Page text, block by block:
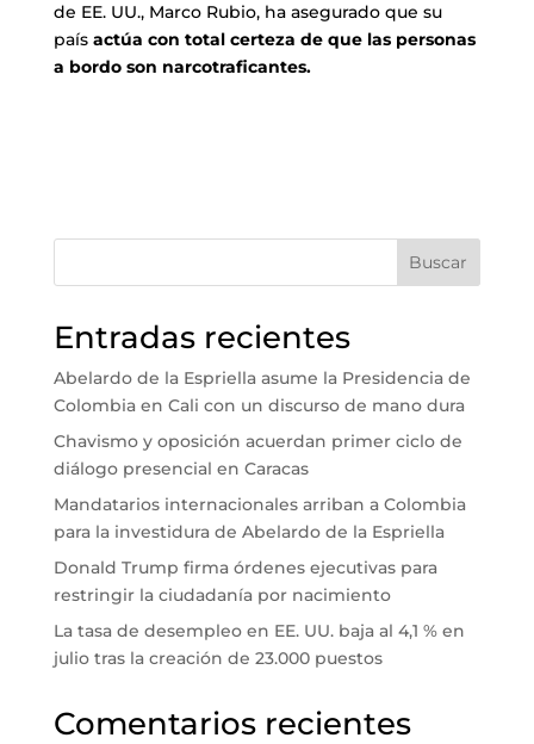
de EE. UU., Marco Rubio, ha asegurado que su
paísactúa con total certeza de que las personas
a bordo son narcotraficantes.
Buscar
Entradas recientes
Abelardo de la Espriella asume la Presidencia de
Colombia en Cali con un discurso de mano dura
Chavismo y oposición acuerdan primer ciclo de
diálogo presencial en Caracas
Mandatarios internacionales arriban a Colombia
para la investidura de Abelardo de la Espriella
Donald Trump firma órdenes ejecutivas para
restringir la ciudadanía por nacimiento
La tasa de desempleo en EE. UU. baja al 4,1 % en
julio tras la creación de 23.000 puestos
Comentarios recientes